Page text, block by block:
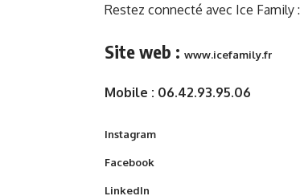
Restez connecté avec Ice Family :
Site web : www.icefamily.fr
Mobile : 06.42.93.95.06
Instagram
Facebook
LinkedIn